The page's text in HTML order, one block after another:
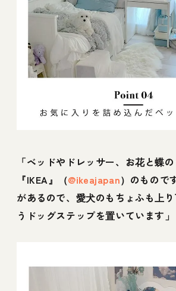
「ベッドやドレッサー、お花と蝶
『IKEA』（@ikeajapan）のもので
があるので、愛犬のもちょふも上
うドッグステップを置いています」